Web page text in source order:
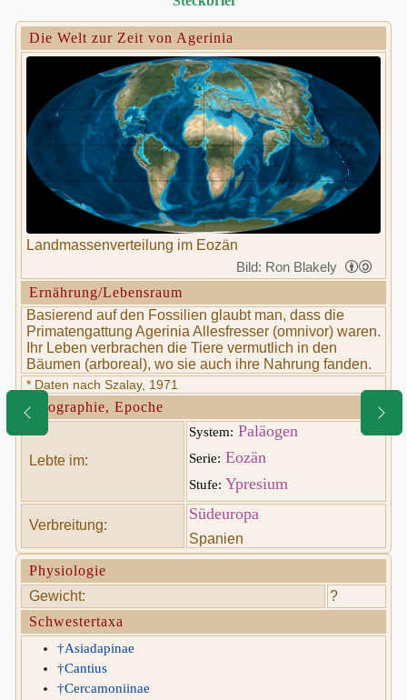
Die Welt zur Zeit von Agerinia
Landmassenverteilung im Eozän
Bild: Ron Blakely
Ernährung/Lebensraum
Basierend auf den Fossilien glaubt man, dass die
Primatengattung Agerinia Allesfresser (omnivor) waren.
Ihr Leben verbrachen die Tiere vermutlich in den
Bäumen (arboreal), wo sie auch ihre Nahrung fanden.
* Daten nach Szalay, 1971
Geographie, Epoche
Lebte im:
System: Paläogen
Serie: Eozän
Stufe: Ypresium
Verbreitung:
Südeuropa
Spanien
Physiologie
Gewicht:
?
Schwestertaxa
†Asiadapinae
†Cantius
†Cercamoniinae